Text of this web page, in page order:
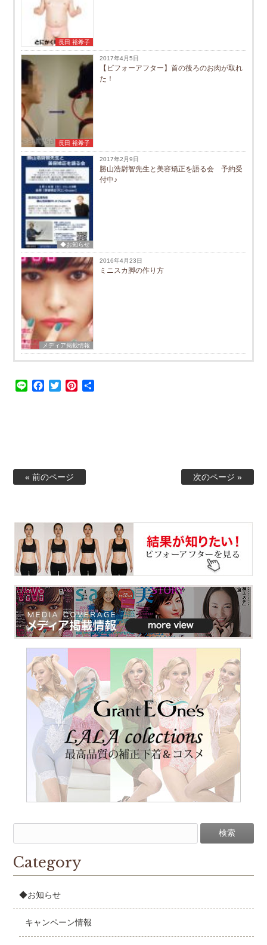
長田 裕希子
長田 裕希子
2017年4月5日
【ビフォーアフター】首の後ろのお肉が取れ
た！
◆お知らせ
2017年2月9日
勝山浩尉智先生と美容矯正を語る会 予約受
付中♪
メディア掲載情報
2016年4月23日
ミニスカ脚の作り方
Line Facebook
TwitterPinterest
« 前のページ 次のページ »
Category
◆お知らせ
キャンペーン情報